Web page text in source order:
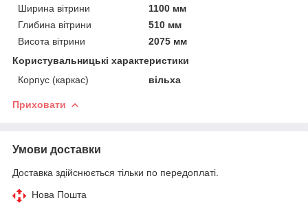
Ширина вітрини
1100 мм
Глибина вітрини
510 мм
Висота вітрини
2075 мм
Користувальницькі характеристики
Корпус (каркас)
вільха
Приховати
Умови доставки
Доставка здійснюється тільки по передоплаті.
Нова Пошта